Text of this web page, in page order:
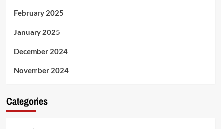
February 2025
January 2025
December 2024
November 2024
Categories